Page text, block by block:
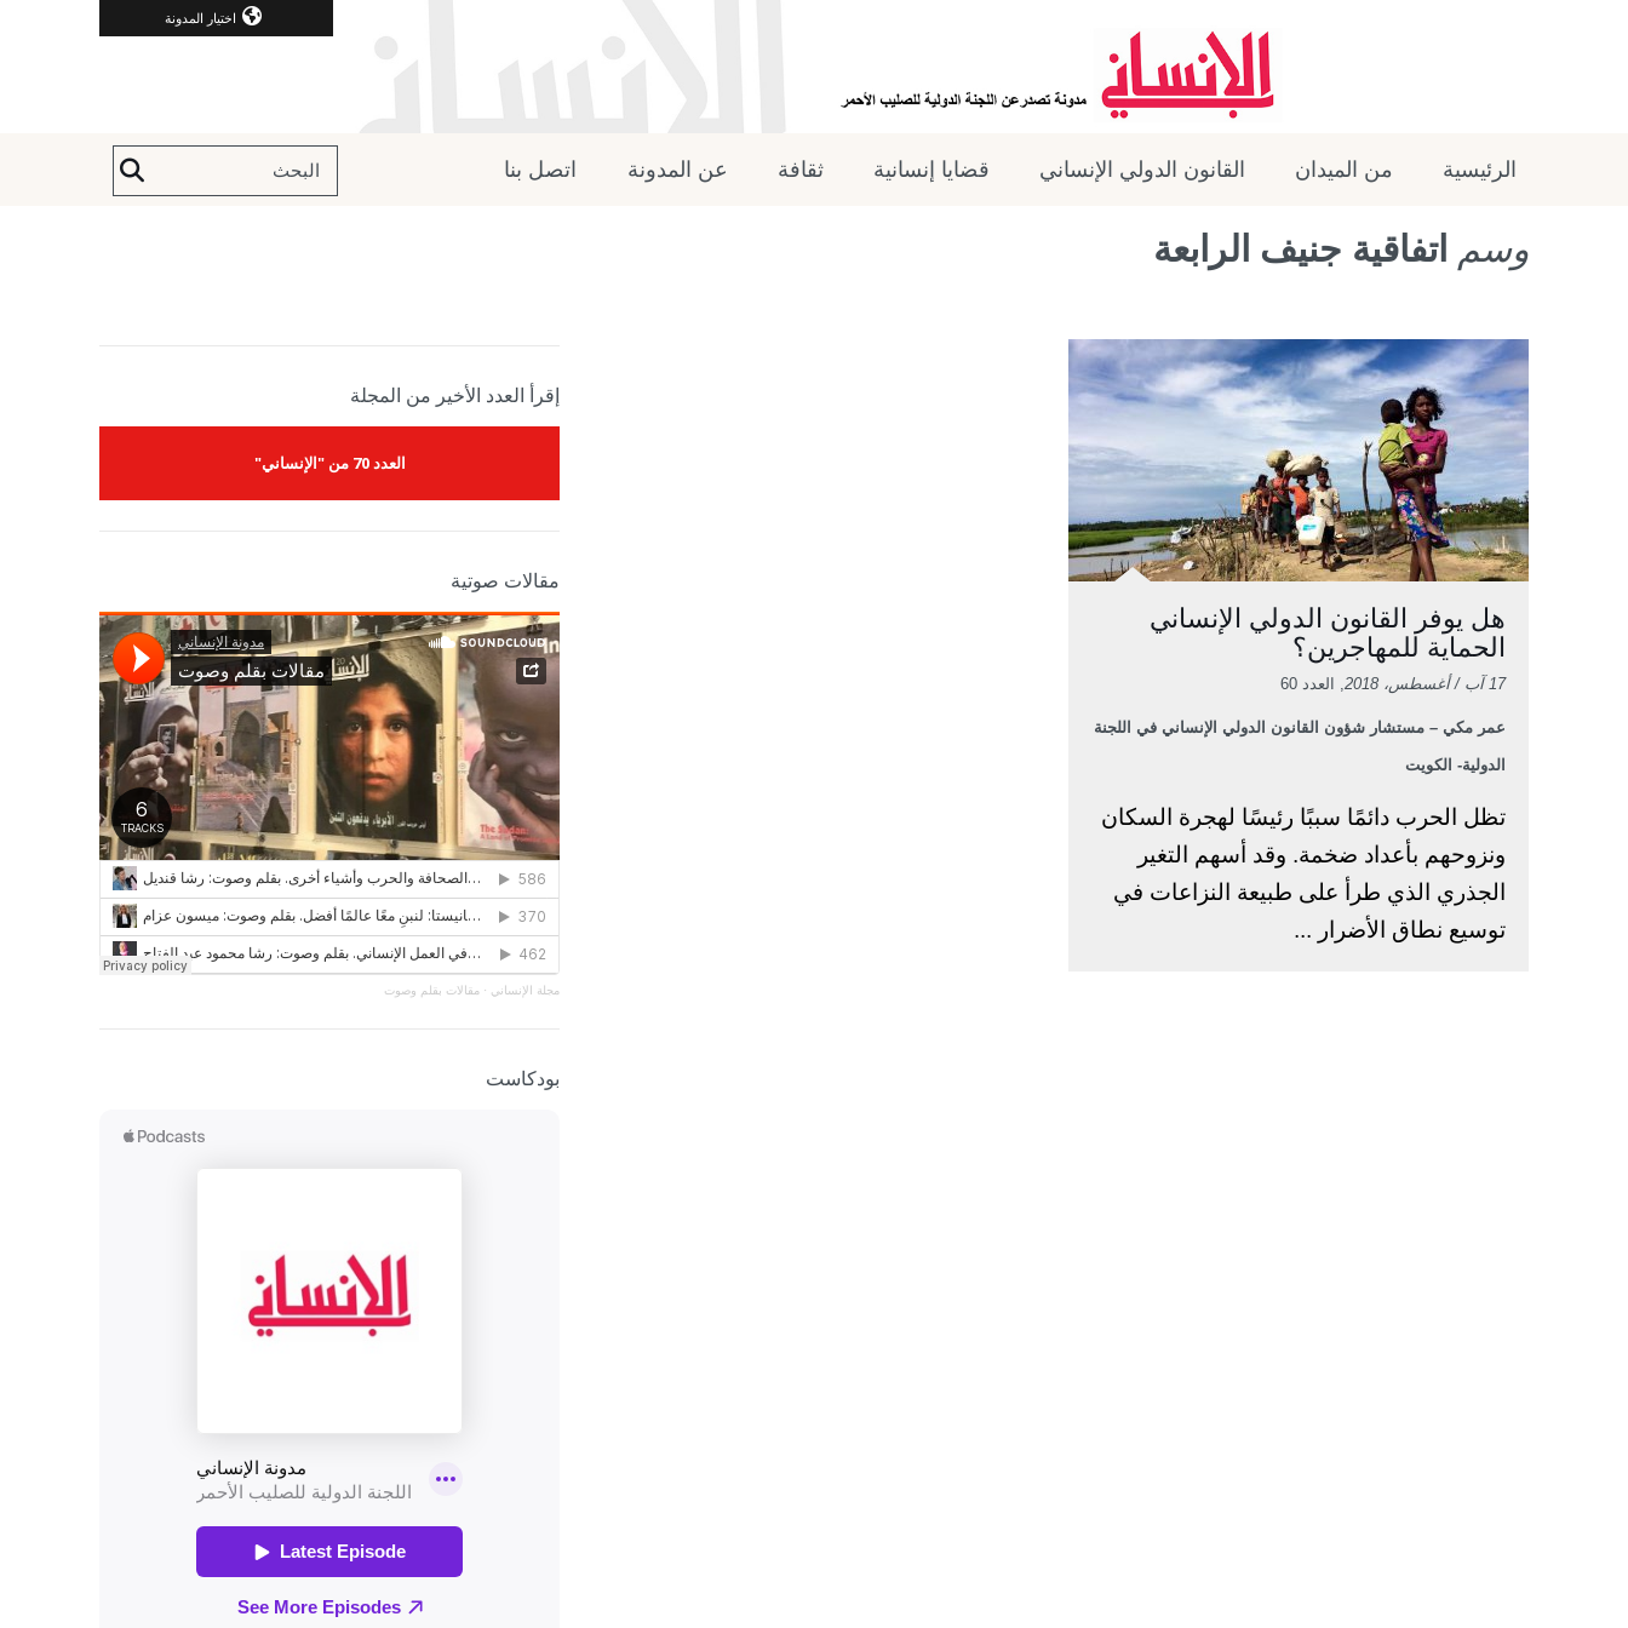
اختيار المدونة
الرئيسية من الميدان القانون الدولي الإنساني قضايا إنسانية ثقافة عن المدونة اتصل بنا
وسم اتفاقية جنيف الرابعة
هل يوفر القانون الدولي الإنساني
الحماية للمهاجرين؟
17 آب / أغسطس، 2018 , العدد 60
عمر مكي – مستشار شؤون القانون الدولي الإنساني في اللجنة
الدولية- الكويت
تظل الحرب دائمًا سببًا رئيسًا لهجرة السكان
ونزوحهم بأعداد ضخمة. وقد أسهم التغير
الجذري الذي طرأ على طبيعة النزاعات في
توسيع نطاق الأضرار ...
إقرأ العدد الأخير من المجلة
العدد 70 من "الإنساني"
مقالات صوتية
مجلة الإنساني · مقالات بقلم وصوت
بودكاست